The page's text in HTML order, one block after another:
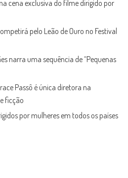
cena exclusiva do filme dirigido por
pelo Leão de Ouro no Festival
narra uma sequência de “Pequenas
Passô é única diretora na
ficção
por mulheres em todos os países